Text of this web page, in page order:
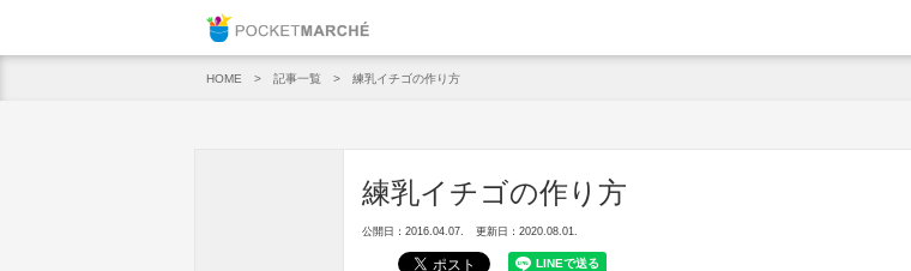
HOME 記事一覧 練乳イチゴの作り方
練乳イチゴの作り方
公開日：2016.04.07. 更新日：2020.08.01.